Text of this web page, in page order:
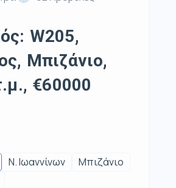
W205,
Μπιζάνιο,
€60000
Ν. Ιωαννίνων
Μπιζάνιο